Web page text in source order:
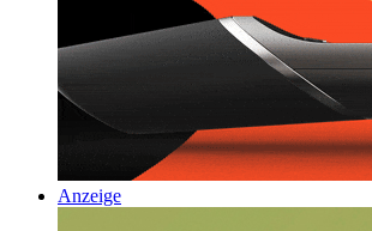
Anzeige